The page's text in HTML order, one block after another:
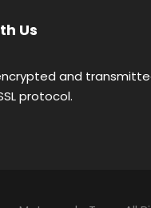
Us
and
protocol.